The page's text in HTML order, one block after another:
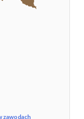
zawodach